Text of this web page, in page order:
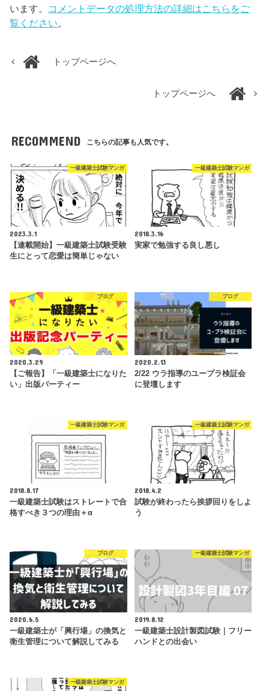
います。 コメントデータの処理方法の詳細はこちらをご
覧ください。
トップページへ
トップページへ
RECOMMEND こちらの記事も人気です。
一級建築士試験マンガ
2023.3.1
【連載開始】一級建築士試験受験
生にとって恋愛は簡単じゃない
一級建築士試験マンガ
2018.3.16
実家で勉強する良し悪し
ブログ
2020.3.29
【ご報告】「一級建築士になりた
い」出版パーティー
ブログ
2020.2.13
2/22 ウラ指導のユープラ検証会
に登壇します
一級建築士試験マンガ
2018.8.17
一級建築士試験はストレートで合
格すべき３つの理由＋α
一級建築士試験マンガ
2018.4.2
試験が終わったら挨拶回りをしよ
う
ブログ
2020.6.5
一級建築士が「興行場」の換気と
衛生管理について解説してみる
一級建築士試験マンガ
2019.8.12
一級建築士設計製図試験｜フリー
ハンドとの出会い
一級建築士試験マンガ